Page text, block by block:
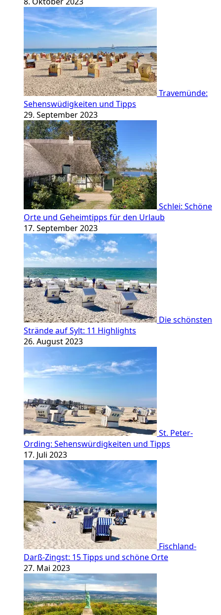
Travemünde:
Sehenswüdigkeiten und Tipps
29. September 2023
Schlei: Schöne
Orte und Geheimtipps für den Urlaub
17. September 2023
Die schönsten
Strände auf Sylt: 11 Highlights
26. August 2023
St. Peter-
Ording: Sehenswürdigkeiten und Tipps
17. Juli 2023
Fischland-
Darß-Zingst: 15 Tipps und schöne Orte
27. Mai 2023